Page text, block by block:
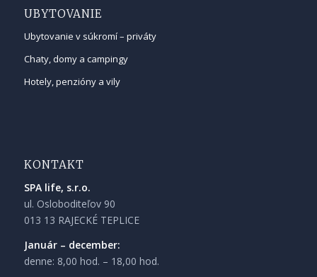
UBYTOVANIE
Ubytovanie v súkromí – priváty
Chaty, domy a campingy
Hotely, penzióny a vily
KONTAKT
SPA life, s.r.o.
ul. Osloboditeľov 90
013 13 RAJECKÉ TEPLICE
Január – december:
denne: 8,00 hod. – 18,00 hod.